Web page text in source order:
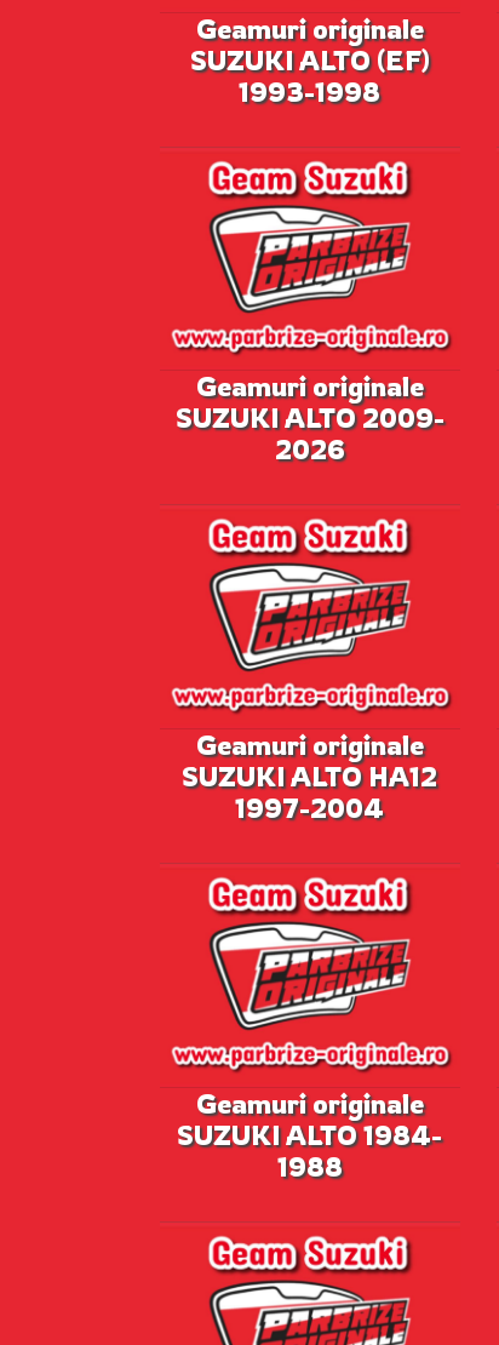
Geamuri originale
SUZUKI ALTO (EF)
1993-1998
Geamuri originale
SUZUKI ALTO 2009-
2026
Geamuri originale
SUZUKI ALTO HA12
1997-2004
Geamuri originale
SUZUKI ALTO 1984-
1988